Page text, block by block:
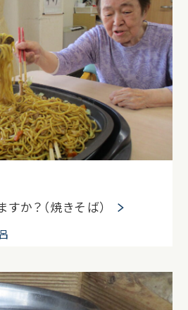
か？（焼きそば）